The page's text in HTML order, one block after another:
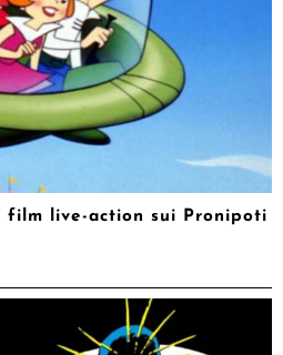
film live-action sui Pronipoti